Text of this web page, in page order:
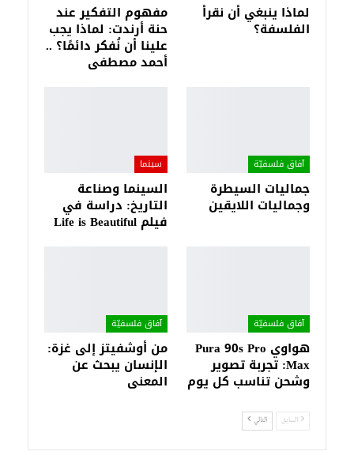
لماذا ينبغي أن نقرأ
الفلسفة؟
مفهوم التفكير عند
حنة أرندت: لماذا يجب
علينا أن نُفكر دائمًا؟ ..
أحمد مصطفى
آفاق فلسفيّة‎
جماليات السيطرة
وجماليات اللايقين
سينما
السينما وصناعة
التاريخ: دراسة في
فيلم Life is Beautiful
آفاق فلسفيّة‎
هواوي Pura 90s Pro
Max: تجربة تصوير
وشحن تناسب كل يوم
آفاق فلسفيّة‎
من أوشفيتز إلى غزة:
الإنسان يبحث عن
المعنى
السابق التالي